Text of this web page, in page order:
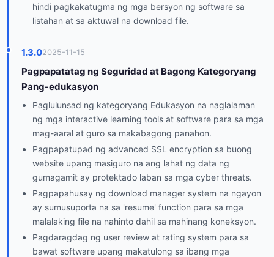
hindi pagkakatugma ng mga bersyon ng software sa
listahan at sa aktuwal na download file.
1.3.02025-11-15
Pagpapatatag ng Seguridad at Bagong Kategoryang
Pang-edukasyon
Paglulunsad ng kategoryang Edukasyon na naglalaman
ng mga interactive learning tools at software para sa mga
mag-aaral at guro sa makabagong panahon.
Pagpapatupad ng advanced SSL encryption sa buong
website upang masiguro na ang lahat ng data ng
gumagamit ay protektado laban sa mga cyber threats.
Pagpapahusay ng download manager system na ngayon
ay sumusuporta na sa 'resume' function para sa mga
malalaking file na nahinto dahil sa mahinang koneksyon.
Pagdaragdag ng user review at rating system para sa
bawat software upang makatulong sa ibang mga